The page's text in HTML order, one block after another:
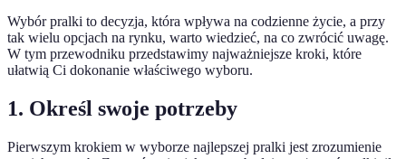
Wybór pralki to decyzja, która wpływa na codzienne życie, a przy
tak wielu opcjach na rynku, warto wiedzieć, na co zwrócić uwagę.
W tym przewodniku przedstawimy najważniejsze kroki, które
ułatwią Ci dokonanie właściwego wyboru.
1. Określ swoje potrzeby
Pierwszym krokiem w wyborze najlepszej pralki jest zrozumienie